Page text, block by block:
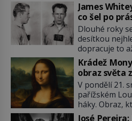
James
co šel po
Dlouhé roky
desítkou
dopracuje to
po Usámovi
2011). To je
(1929–2018)
na 19
samozřejmě,
drogový
odstranit z
Krádež
obraz světa
nezvěstný
V pondělí 21.
pařížském
háky. Obraz,
svět, je pryč.
José